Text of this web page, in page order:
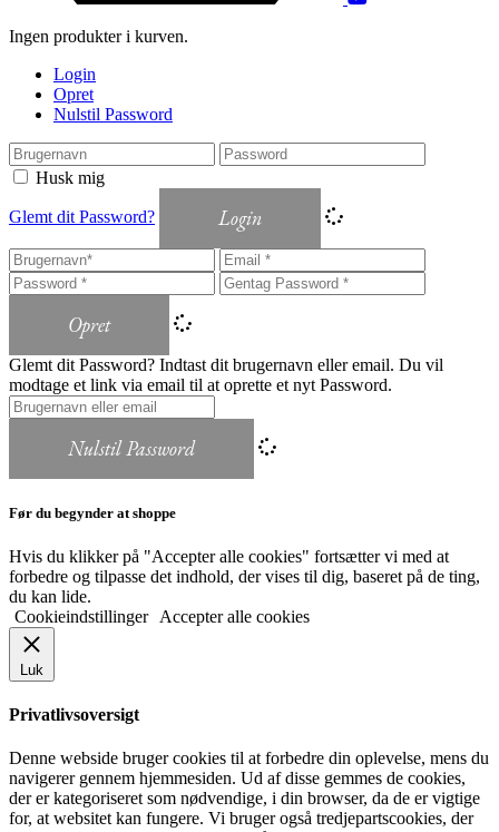
Ingen produkter i kurven.
Login
Opret
Nulstil Password
Husk mig
Glemt dit Password? Login
Opret
Glemt dit Password? Indtast dit brugernavn eller email. Du vil
modtage et link via email til at oprette et nyt Password.
Nulstil Password
Før du begynder at shoppe
Hvis du klikker på "Accepter alle cookies" fortsætter vi med at
forbedre og tilpasse det indhold, der vises til dig, baseret på de ting,
du kan lide.
Cookieindstillinger
Accepter alle cookies
Luk
Privatlivsoversigt
Denne webside bruger cookies til at forbedre din oplevelse, mens du
navigerer gennem hjemmesiden. Ud af disse gemmes de cookies,
der er kategoriseret som nødvendige, i din browser, da de er vigtige
for, at websitet kan fungere. Vi bruger også tredjepartscookies, der